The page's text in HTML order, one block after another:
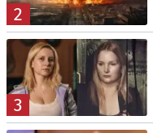
2
3